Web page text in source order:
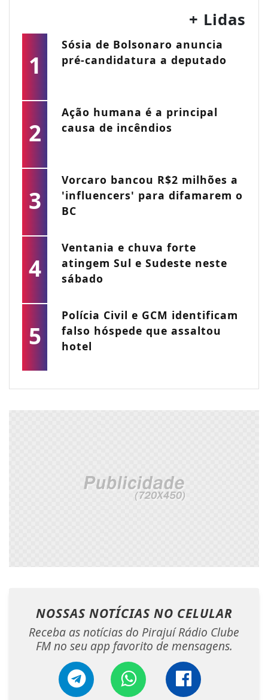
+ Lidas
1
Sósia de Bolsonaro anuncia
pré-candidatura a deputado
2
Ação humana é a principal
causa de incêndios
3
Vorcaro bancou R$2 milhões a
'influencers' para difamarem o
BC
4
Ventania e chuva forte
atingem Sul e Sudeste neste
sábado
5
Polícia Civil e GCM identificam
falso hóspede que assaltou
hotel
NOSSAS NOTÍCIAS NO CELULAR
Receba as notícias do Pirajuí Rádio Clube
FM no seu app favorito de mensagens.